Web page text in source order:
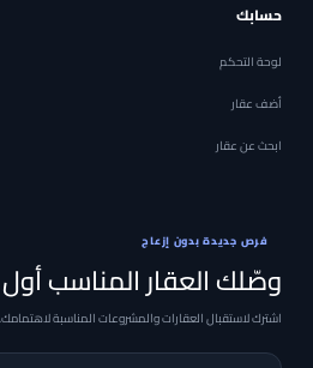
حسابك
لوحة التحكم
أضف عقار
ابحث عن عقار
فرص جديدة بدون إزعاج
وصّلك العقار المناسب أول
اشترك لاستقبال العقارات والمشروعات المناسبة لاهتمامك.